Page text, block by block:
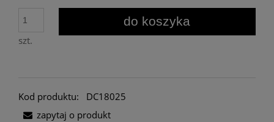
szt.
do koszyka
Kod produktu:
DC18025
zapytaj o produkt